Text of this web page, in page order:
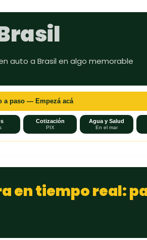
principal
auto a Brasil en algo memorable
a paso — Empezá acá
Cotización
PIX
Agua y Salud
En el mar
en tiempo real: